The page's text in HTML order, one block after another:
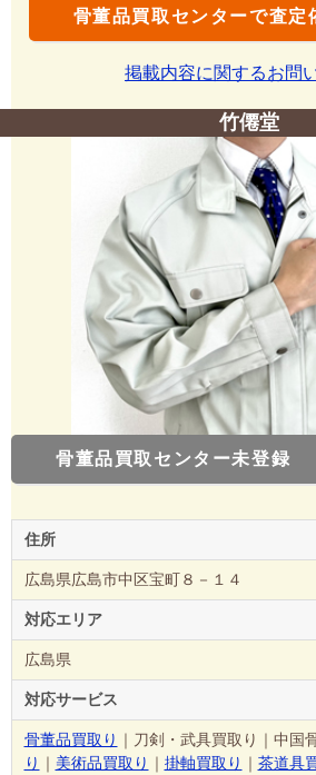
骨董品買取センターで査定
掲載内容に関するお問
竹僊堂
骨董品買取センター未登録
住所
広島県広島市中区宝町８－１４
対応エリア
広島県
対応サービス
骨董品買取り ｜刀剣・武具買取り｜中国
り ｜ 美術品買取り ｜ 掛軸買取り ｜ 茶道具